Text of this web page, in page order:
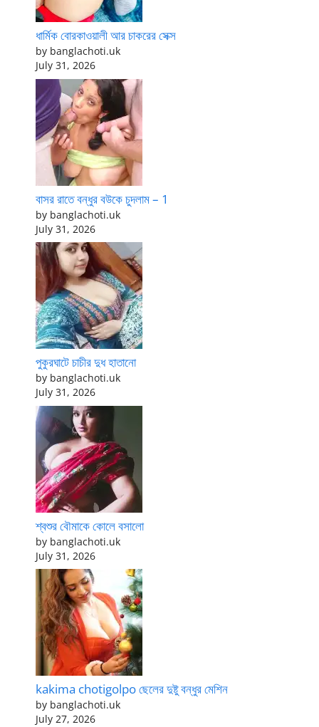
ধার্মিক বোরকাওয়ালী আর চাকরের সেক্স
by banglachoti.uk
July 31, 2026
বাসর রাতে বন্ধুর বউকে চুদলাম – 1
by banglachoti.uk
July 31, 2026
পুকুরঘাটে চাচীর দুধ হাতানো
by banglachoti.uk
July 31, 2026
শ্বশুর বৌমাকে কোলে বসালো
by banglachoti.uk
July 31, 2026
kakima chotigolpo ছেলের দুষ্টু বন্ধুর মেশিন
by banglachoti.uk
July 27, 2026